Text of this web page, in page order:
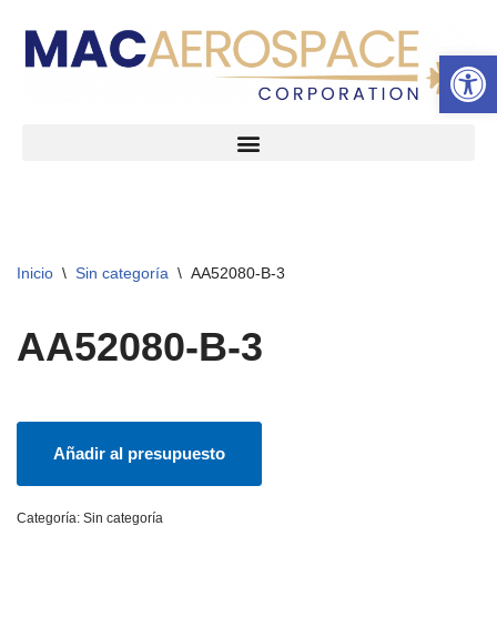
Abrir
Inicio \ Sin categoría \ AA52080-B-3
AA52080-B-3
Añadir al presupuesto
Categoría: Sin categoría